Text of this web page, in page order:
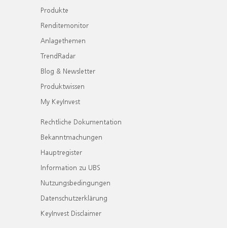
Produkte
Renditemonitor
Anlagethemen
TrendRadar
Blog & Newsletter
Produktwissen
My KeyInvest
Rechtliche Dokumentation
Bekanntmachungen
Hauptregister
Information zu UBS
Nutzungsbedingungen
Datenschutzerklärung
KeyInvest Disclaimer